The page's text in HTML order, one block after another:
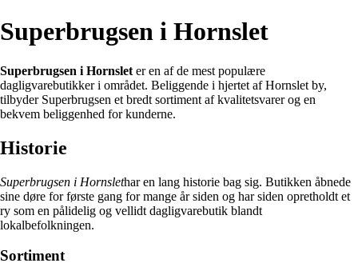
Superbrugsen i Hornslet
Superbrugsen i Hornslet er en af de mest populære
dagligvarebutikker i området. Beliggende i hjertet af Hornslet by,
tilbyder Superbrugsen et bredt sortiment af kvalitetsvarer og en
bekvem beliggenhed for kunderne.
Historie
Superbrugsen i Hornslethar en lang historie bag sig. Butikken åbnede
sine døre for første gang for mange år siden og har siden opretholdt et
ry som en pålidelig og vellidt dagligvarebutik blandt
lokalbefolkningen.
Sortiment